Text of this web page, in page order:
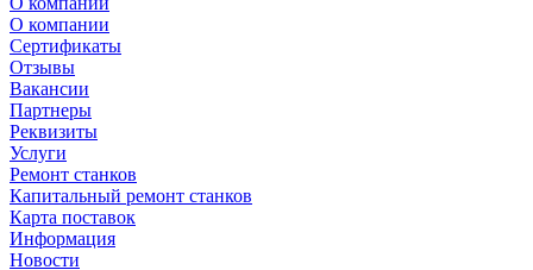
О компании
Сертификаты
Отзывы
Вакансии
Партнеры
Реквизиты
Услуги
Ремонт станков
Капитальный ремонт станков
Карта поставок
Информация
Новости